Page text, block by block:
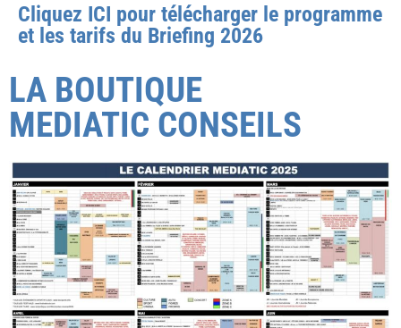
Cliquez ICI pour télécharger le programme
et les tarifs du Briefing 2026
LA BOUTIQUE
MEDIATIC CONSEILS